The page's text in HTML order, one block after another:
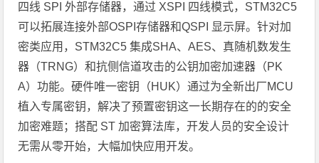
四线 SPI 外部存储器，通过 XSPI 四线模式，STM32C5
可以拓展连接外部OSPI存储器和QSPI 显示屏。针对加
密类应用，STM32C5 集成SHA、AES、真随机数发生
器（TRNG）和抗侧信道攻击的公钥加密加速器（PK
A）功能。硬件唯一密钥（HUK）通过为全新出厂MCU
植入专属密钥，解决了预置密钥这一长期存在的的安全
加密难题；搭配 ST 加密算法库，开发人员的安全设计
无需从零开始，大幅加快应用开发。